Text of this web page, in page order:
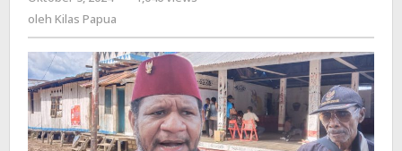
Perubahan
Positif
Bagi
Bumi
Khenambay
Umbay
oleh Kilas Papua